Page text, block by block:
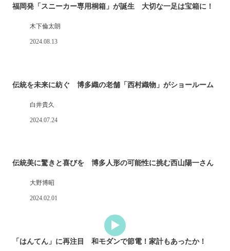
福岡発「スニーカー専用桐箱」が誕生 大切な一足は宝箱に！
木下倫太朗
2024.08.13
伝統を未来に紡ぐ 博多織の老舗「西村織物」がショールーム
白井貴久
2024.07.24
伝統美に驚きと喜びを 博多人形の可能性に挑む西山陽一さん
大野博昭
2024.02.01
「はんてん」に再注目 和モダンで節電！家計もあったか！